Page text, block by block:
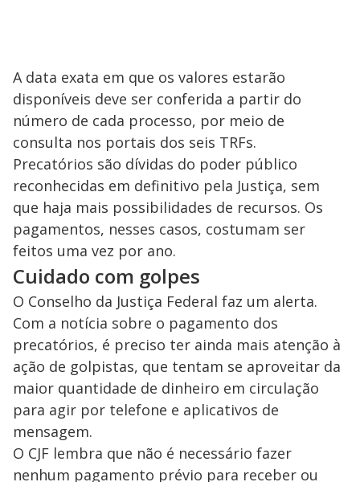
A data exata em que os valores estarão
disponíveis deve ser conferida a partir do
número de cada processo, por meio de
consulta nos portais dos seis TRFs.
Precatórios são dívidas do poder público
reconhecidas em definitivo pela Justiça, sem
que haja mais possibilidades de recursos. Os
pagamentos, nesses casos, costumam ser
feitos uma vez por ano.
Cuidado com golpes
O Conselho da Justiça Federal faz um alerta.
Com a notícia sobre o pagamento dos
precatórios, é preciso ter ainda mais atenção à
ação de golpistas, que tentam se aproveitar da
maior quantidade de dinheiro em circulação
para agir por telefone e aplicativos de
mensagem.
O CJF lembra que não é necessário fazer
nenhum pagamento prévio para receber ou